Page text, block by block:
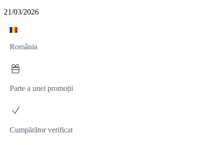
21/03/2026
România
Parte a unei promoții
Cumpărător verificat